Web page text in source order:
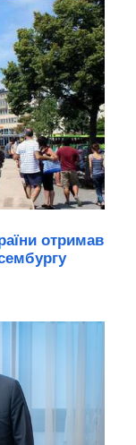
отримав